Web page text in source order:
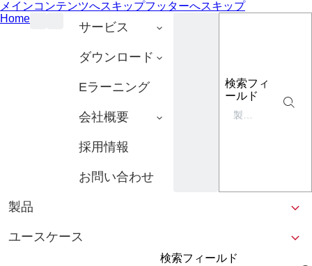
メインコンテンツへスキップフッターへスキップ
Home
サービス
ダウンロード
Eラーニング
会社概要
採用情報
お問い合わせ
検索フィ
ールド
製品
ユースケース
検索フィールド